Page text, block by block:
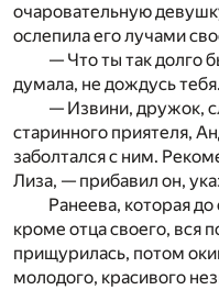
очаровательную
ослепила его лучами
— Что ты так долго
думала, не дождусь тебя.
— Извини, дружок,
старинного приятеля,
заболтался с ним.
Лиза, — прибавил он,
Ранеева, которая до
кроме отца своего, вся
прищурилась, потом
молодого, красивого